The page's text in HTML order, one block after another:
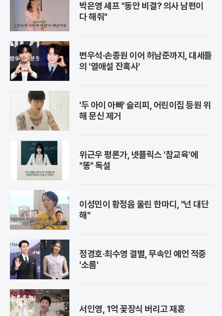
박은영 셰프 "동안 비결? 의사 남편이
다 해줘"
변우석·손종원 이어 허남준까지, 대세들
의 '열애설 잔혹사'
'두 아이 아빠' 슬리피, 어린이집 등원 위
해 문신 제거
위근우 평론가, 넷플릭스 '참교육'에
"똥" 독설
이성민이 황정음 울린 한마디, "넌 대단
해"
정경호·최수영 결별, 무속인 예언 적중
'소름'
서인영, 1억 꽃장식 버리고 재혼